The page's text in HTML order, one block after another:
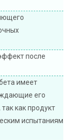
после
имеет
его
как продукт
испытаниям